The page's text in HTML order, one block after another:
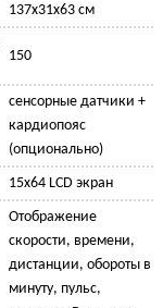
137x31x63 см
150
сенсорные датчики +
кардиопояс
(опционально)
15х64 LCD экран
Отображение
скорости, времени,
дистанции, обороты в
минуту, пульс,